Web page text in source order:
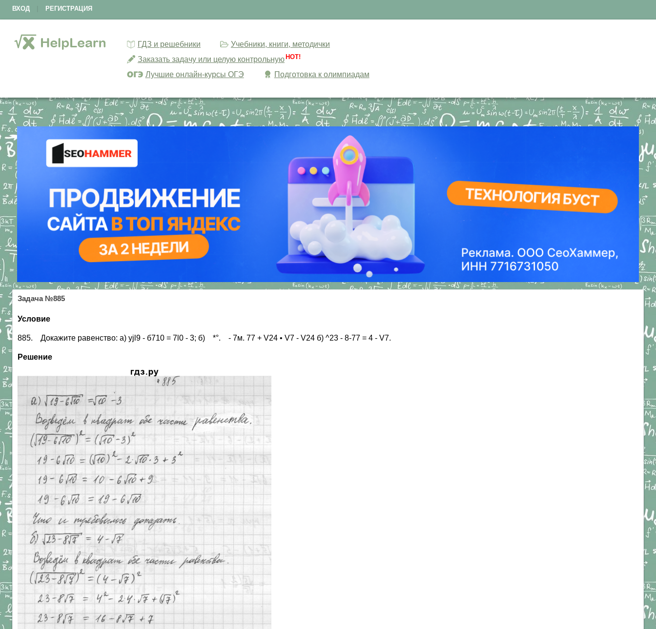
ВХОД РЕГИСТРАЦИЯ
ГДЗ и решебники
Учебники, книги, методички
Заказать задачу или целую контрольную HOT!
Лучшие онлайн-курсы ОГЭ Подготовка к олимпиадам
Задача №885
Условие
885. Докажите равенство: a) yjl9 - б710 = 7l0 - 3; б) *°. - 7м. 77 + V24 • V7 - V24 б) ^23 - 8-77 = 4 - V7.
Решение